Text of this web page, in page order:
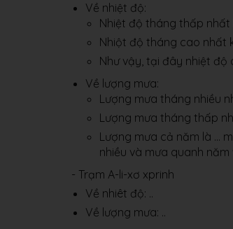
Về nhiệt độ:
Nhiệt độ tháng thấp
Nhiột độ tháng cao nhất
Như vậy, tại đây nhiệt độ
Về lượng mưa:
Lượng mưa tháng nhiều
Lượng mưa tháng thấp
Lượng mưa cả năm là …
nhiều và mưa quanh năm
- Trạm A-li-xơ xprinh
Về nhiêt độ: ..
Về lượng mưa: ..